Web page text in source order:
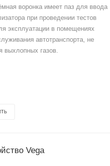
воронка имеет паз для ввода
при проведении тестов
эксплуатации в помещениях
автотранспорта, не
выхлопных газов.
Vega